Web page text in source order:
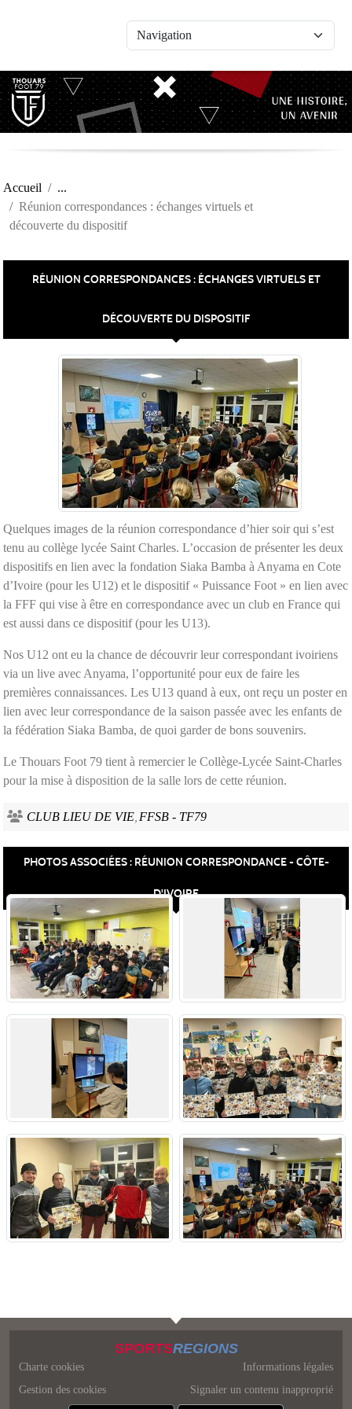
Accueil
Réunion correspondances : échanges virtuels et
découverte du dispositif
RÉUNION CORRESPONDANCES : ÉCHANGES VIRTUELS ET
DÉCOUVERTE DU DISPOSITIF
Quelques images de la réunion correspondance d’hier soir qui s’est
tenu au collège lycée Saint Charles. L’occasion de présenter les deux
dispositifs en lien avec la fondation Siaka Bamba à Anyama en Cote
d’Ivoire (pour les U12) et le dispositif « Puissance Foot » en lien avec
la FFF qui vise à être en correspondance avec un club en France qui
est aussi dans ce dispositif (pour les U13).
Nos U12 ont eu la chance de découvrir leur correspondant ivoiriens
via un live avec Anyama, l’opportunité pour eux de faire les
premières connaissances. Les U13 quand à eux, ont reçu un poster en
lien avec leur correspondance de la saison passée avec les enfants de
la fédération Siaka Bamba, de quoi garder de bons souvenirs.
Le Thouars Foot 79 tient à remercier le Collège-Lycée Saint-Charles
pour la mise à disposition de la salle lors de cette réunion.
CLUB LIEU DE VIE FFSB - TF79
PHOTOS ASSOCIÉES : RÉUNION CORRESPONDANCE - CÔTE-
D'IVOIRE
SPORTSREGIONS
Charte cookies
Gestion des cookies
Informations légales
Signaler un contenu inapproprié